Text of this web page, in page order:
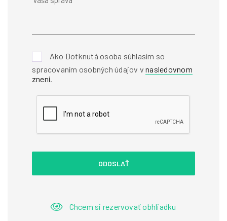
Ako Dotknutá osoba súhlasím so
spracovaním osobných údajov vnasledovnom
znení.
ODOSLAŤ
Chcem si rezervovať obhliadku